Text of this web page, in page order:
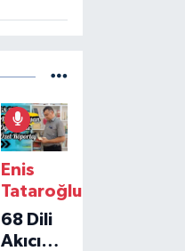
Enis
Tataroğlu
68 Dili
Akıcı